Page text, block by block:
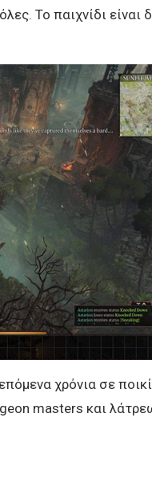
Το παιχνίδι είναι
χρόνια σε
masters και